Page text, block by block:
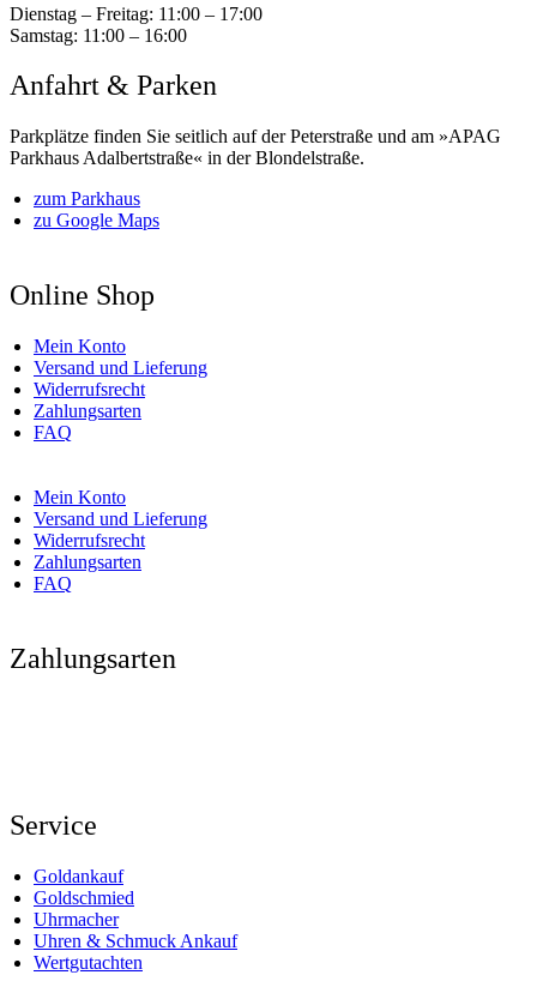
Dienstag – Freitag: 11:00 – 17:00
Samstag: 11:00 – 16:00
Anfahrt & Parken
Parkplätze finden Sie seitlich auf der Peterstraße und am »APAG
Parkhaus Adalbertstraße« in der Blondelstraße.
zum Parkhaus
zu Google Maps
Online Shop
Mein Konto
Versand und Lieferung
Widerrufsrecht
Zahlungsarten
FAQ
Mein Konto
Versand und Lieferung
Widerrufsrecht
Zahlungsarten
FAQ
Zahlungsarten
Service
Goldankauf
Goldschmied
Uhrmacher
Uhren & Schmuck Ankauf
Wertgutachten